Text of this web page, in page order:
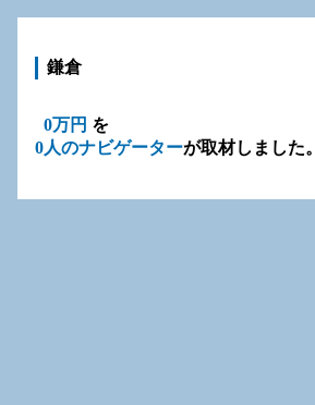
鎌倉
0万円 を
0人のナビゲーターが取材しました。